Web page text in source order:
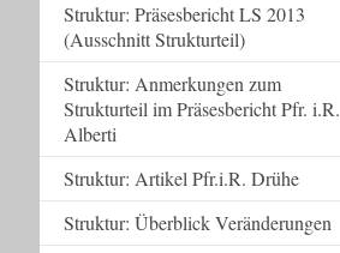
Struktur: Präsesbericht LS 2013
(Ausschnitt Strukturteil)
Struktur: Anmerkungen zum
Strukturteil im Präsesbericht Pfr. i.R.
Alberti
Struktur: Artikel Pfr.i.R. Drühe
Struktur: Überblick Veränderungen